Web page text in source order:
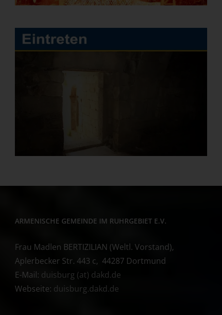
ARMENISCHE GEMEINDE IM RUHRGEBIET E.V.
Frau Madlen BERTIZILIAN (Weltl. Vorstand),
Aplerbecker Str. 443 c, 44287 Dortmund
E-Mail: duisburg (at) dakd.de
Webseite: duisburg.dakd.de